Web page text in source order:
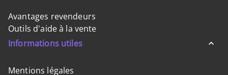
Avantages revendeurs
Outils d'aide à la vente
Informations utiles
Mentions légales